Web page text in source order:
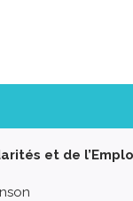
et de